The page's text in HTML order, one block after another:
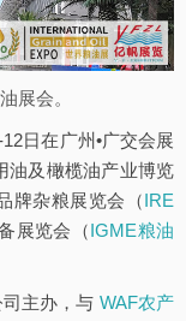
展会。
日在广州•广交会展
油及橄榄油产业博览
牌杂粮展览会（IRE
展览会（IGME粮油
主办，与 WAF农产